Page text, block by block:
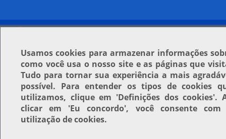
Usamoscookies para armazenar informações
como você usa o nosso site e as páginas que
Tudo para tornar sua experiência a mais
possível. Para entender os tipos de cookies
utilizamos, clique em 'Definições dos cookies'.
clicar em 'Eu concordo', você consente com
utilização de cookies.